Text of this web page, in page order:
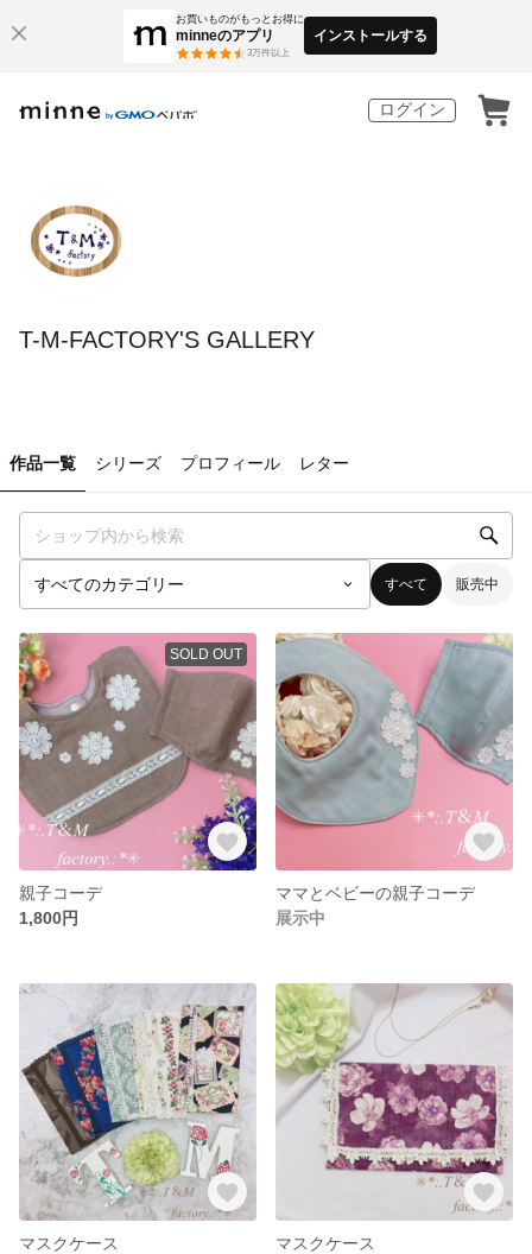
お買いものがもっとお得に
minneのアプリ
3万件以上
インストールする
ログイン
T-M-FACTORY'S GALLERY
作品一覧 シリーズ プロフィール レター
すべて 販売中
SOLD OUT
親子コーデ
1,800円
ママとベビーの親子コーデ
展示中
マスクケース
マスクケース